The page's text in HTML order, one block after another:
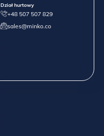
Dział hurtowy
+48 507 507 829
sales@minko.co